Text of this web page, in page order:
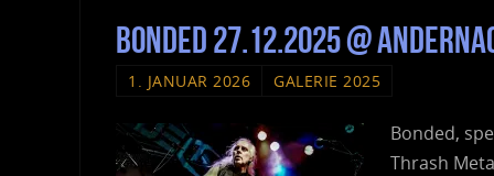
Bonded 27.12.2025 @
1. JANUAR 2026 GALERIE 2025
Bonded,
Thrash